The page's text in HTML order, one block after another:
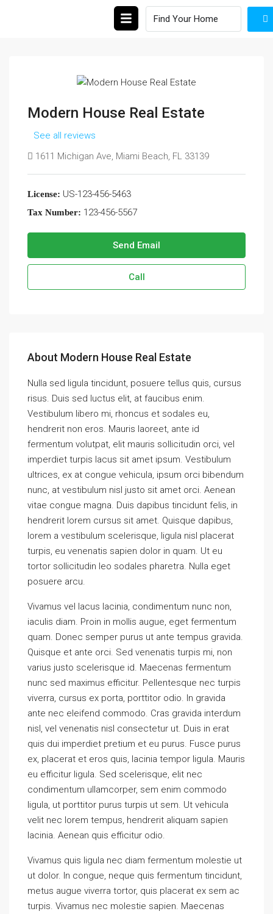
Modern House Real Estate
See all reviews
1611 Michigan Ave, Miami Beach, FL 33139
License: US-123-456-5463
Tax Number: 123-456-5567
Send Email
Call
About Modern House Real Estate
Nulla sed ligula tincidunt, posuere tellus quis, cursus
risus. Duis sed luctus elit, at faucibus enim.
Vestibulum libero mi, rhoncus et sodales eu,
hendrerit non eros. Mauris laoreet, ante id
fermentum volutpat, elit mauris sollicitudin orci, vel
imperdiet turpis lacus sit amet ipsum. Vestibulum
ultrices, ex at congue vehicula, ipsum orci bibendum
nunc, at vestibulum nisl justo sit amet orci. Aenean
vitae congue magna. Duis dapibus tincidunt felis, in
hendrerit lorem cursus sit amet. Quisque dapibus,
lorem a vestibulum scelerisque, ligula nisl placerat
turpis, eu venenatis sapien dolor in quam. Ut eu
tortor sollicitudin leo sodales pharetra. Nulla eget
posuere arcu.
Vivamus vel lacus lacinia, condimentum nunc non,
iaculis diam. Proin in mollis augue, eget fermentum
quam. Donec semper purus ut ante tempus gravida.
Quisque et ante orci. Sed venenatis turpis mi, non
varius justo scelerisque id. Maecenas fermentum
nunc sed maximus efficitur. Pellentesque nec turpis
viverra, cursus ex porta, porttitor odio. In gravida
ante nec eleifend commodo. Cras gravida interdum
nisl, vel venenatis nisl consectetur ut. Duis in erat
quis dui imperdiet pretium et eu purus. Fusce purus
ex, placerat et eros quis, lacinia tempor ligula. Mauris
eu efficitur ligula. Sed scelerisque, elit nec
condimentum ullamcorper, sem enim commodo
ligula, ut porttitor purus turpis ut sem. Ut vehicula
velit nec lorem tempus, hendrerit aliquam sapien
lacinia. Aenean quis efficitur odio.
Vivamus quis ligula nec diam fermentum molestie ut
ut dolor. In congue, neque quis fermentum tincidunt,
metus augue viverra tortor, quis placerat ex sem ac
turpis. Vivamus nec molestie sapien. Maecenas